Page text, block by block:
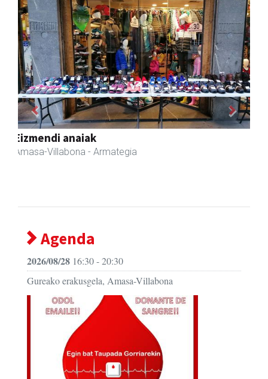
Amasa kafetegia
Amasa-Villabona - Gozotegiak
Previous Next
Agenda
2026/08/28 16:30 - 20:30
Gureako erakusgela, Amasa-Villabona